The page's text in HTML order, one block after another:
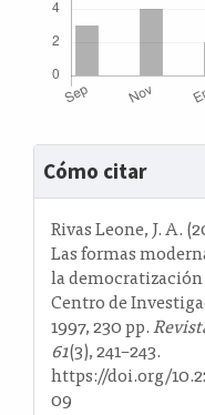
Detalles
del
artículo
Cómo citar
Rivas Leone, J. A.
Las formas
la
Centro de
1997, 230 pp.
61(3), 241–243.
https://doi.org/
09